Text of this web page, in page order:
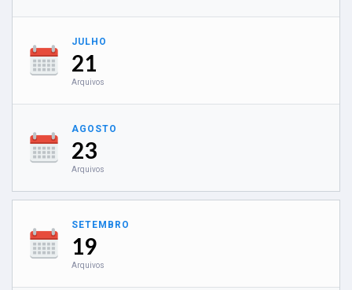
JULHO
21
Arquivos
AGOSTO
23
Arquivos
SETEMBRO
19
Arquivos